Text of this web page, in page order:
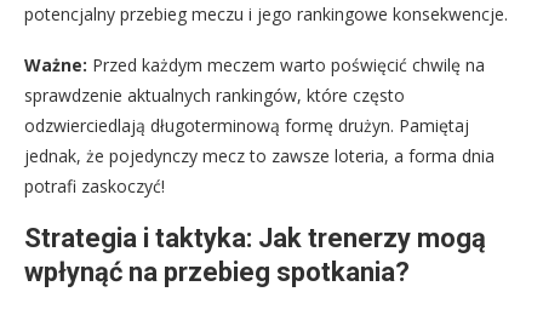
potencjalny przebieg meczu i jego rankingowe konsekwencje.
Ważne: Przed każdym meczem warto poświęcić chwilę na
sprawdzenie aktualnych rankingów, które często
odzwierciedlają długoterminową formę drużyn. Pamiętaj
jednak, że pojedynczy mecz to zawsze loteria, a forma dnia
potrafi zaskoczyć!
Strategia i taktyka: Jak trenerzy mogą
wpłynąć na przebieg spotkania?